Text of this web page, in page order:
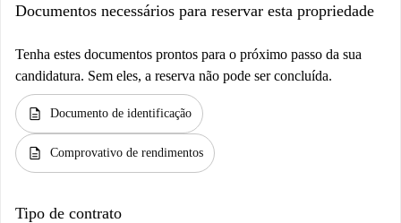
Documentos necessários para reservar esta propriedade
Tenha estes documentos prontos para o próximo passo da sua
candidatura. Sem eles, a reserva não pode ser concluída.
description Documento de identificação
description Comprovativo de rendimentos
Tipo de contrato